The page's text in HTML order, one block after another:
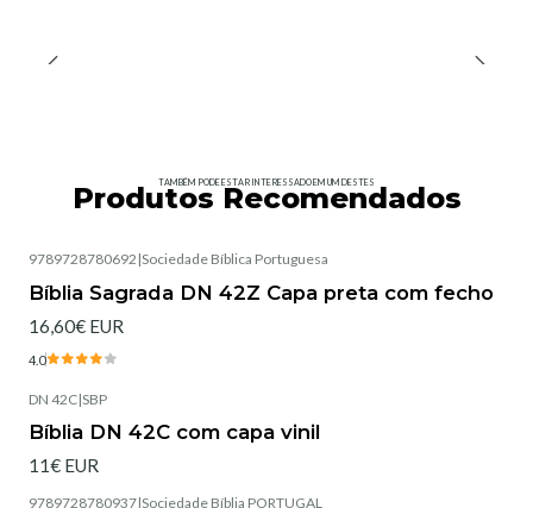
TAMBÉM PODE ESTAR INTERESSADO EM UM DESTES
Produtos Recomendados
9789728780692 |Sociedade Bíblica Portuguesa
Bíblia Sagrada DN 42Z Capa preta com fecho
16,60€ EUR
4.0
DN 42C|SBP
Bíblia DN 42C com capa vinil
11€ EUR
9789728780937|Sociedade Bíblia PORTUGAL